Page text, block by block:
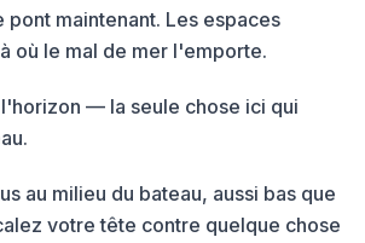
pont maintenant. Les espaces
où le mal de mer l'emporte.
— la seule chose ici qui
au milieu du bateau, aussi bas que
votre tête contre quelque chose